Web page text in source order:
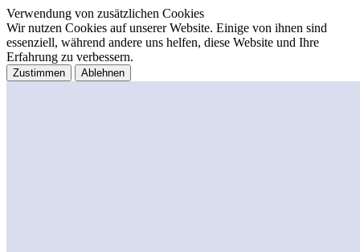
Verwendung von zusätzlichen Cookies
Wir nutzen Cookies auf unserer Website. Einige von ihnen sind
essenziell, während andere uns helfen, diese Website und Ihre
Erfahrung zu verbessern.
Zustimmen Ablehnen